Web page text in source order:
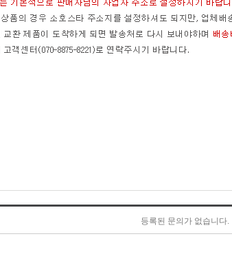
등록된 문의가 없습니다.